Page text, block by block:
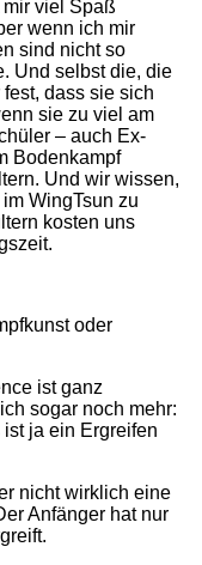
viel Spaß
wenn ich mir
sind nicht so
Und selbst die, die
dass sie sich
sie zu viel am
– auch Ex-
Bodenkampf
Und wir wissen,
WingTsun zu
kosten uns
oder
ist ganz
sogar noch mehr:
ja ein Ergreifen
nicht wirklich eine
Anfänger hat nur